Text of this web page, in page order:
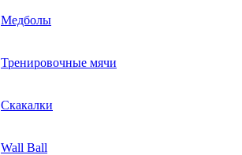
Медболы
Тренировочные мячи
Скакалки
Wall Ball